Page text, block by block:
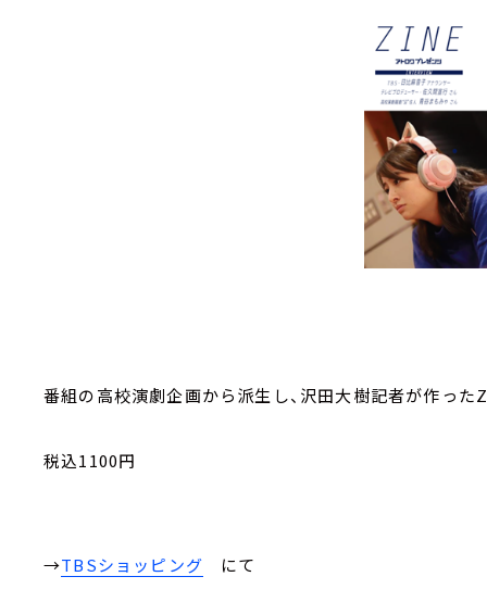
番組の高校演劇企画から派生し、沢田大樹記者が作っ
税込1100円
→TBSショッピング にて